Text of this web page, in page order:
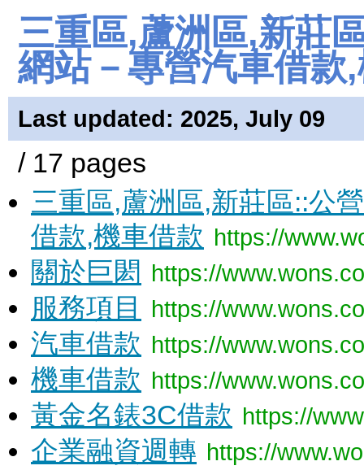
三重區,蘆洲區,新莊
網站－專營汽車借
Last updated: 2025, July 09
/ 17 pages
三重區,蘆洲區,新莊區::公
借款,機車借款 https://
關於巨閎 https://
服務項目 https://
汽車借款 https://
機車借款 https://
黃金名錶3C借款 https://
企業融資週轉 https://